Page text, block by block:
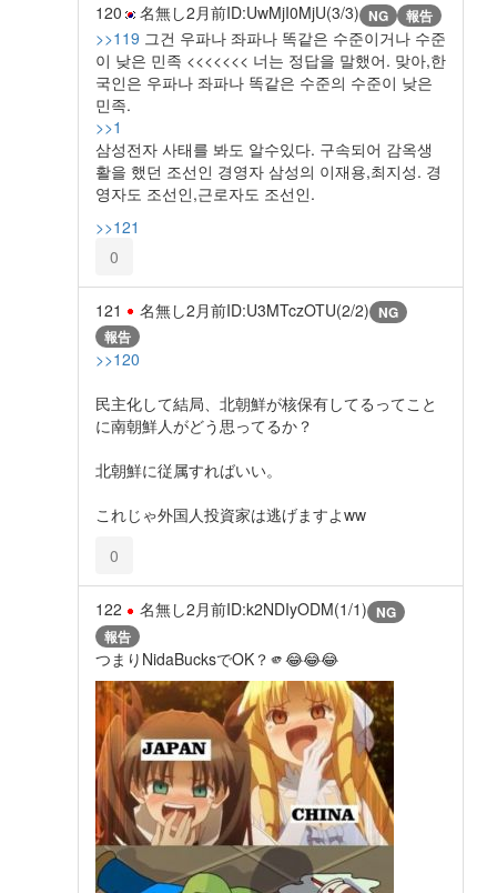
120 名無し2月前ID:UwMjI0MjU(3/3) NG 報告
>>119 그건 우파나 좌파나 똑같은 수준이거나 수준
이 낮은 민족 <<<<<<< 너는 정답을 말했어. 맞아,한
국인은 우파나 좌파나 똑같은 수준의 수준이 낮은
민족.
>>1
삼성전자 사태를 봐도 알수있다. 구속되어 감옥생
활을 했던 조선인 경영자 삼성의 이재용,최지성. 경
영자도 조선인,근로자도 조선인.
>>121
0
121 名無し2月前ID:U3MTczOTU(2/2) NG
報告
>>120
民主化して結局、北朝鮮が核保有してるってこと
に南朝鮮人がどう思ってるか？
北朝鮮に従属すればいい。
これじゃ外国人投資家は逃げますよww
0
122 名無し2月前ID:k2NDIyODM(1/1) NG
報告
つまりNidaBucksでOK？🫵😂😂😂